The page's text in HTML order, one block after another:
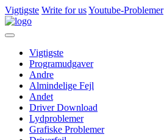
Vigtigste Write for usYoutube-Problemer
Vigtigste
Programudgaver
Andre
Almindelige Fejl
Andet
Driver Download
Lydproblemer
Grafiske Problemer